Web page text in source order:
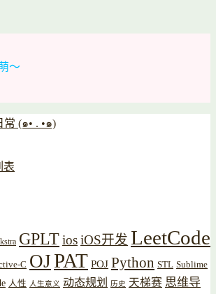
～
常 (๑• . •๑)
表
GPLTiosiOS开发 LeetCode
C OJPAT POJ Python STL Sublime
人性 人生意义 动态规划 历史 天梯赛 思维导